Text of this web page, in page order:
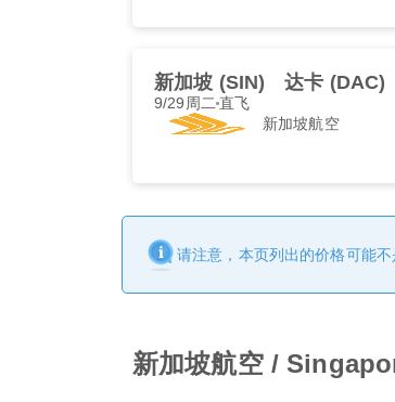
新加坡 (SIN) 达卡 (DAC)
9/29周二 直飞
新加坡航空
请注意，本页列出的价格可能
新加坡航空 /